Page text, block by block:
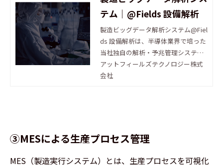
テム｜@Fields 設備解析
製造ビッグデータ解析システム@Fiel
ds 設備解析は、半導体業界で培った
当社独自の解析・予兆管理システム
です。生産システムや設備からの
様々な情報(ビッグデータ)を取得・解
アットフィールズテクノロジー株式
会社
③MESによる生産プロセス管理
MES（製造実行システム）とは、生産プロセスを可視化